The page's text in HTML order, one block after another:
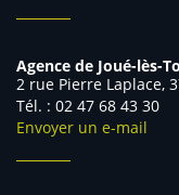
Agence de Joué-lès-
2 rue Pierre Laplace,
Tél. : 02 47 68 43 30
Envoyer un e-mail